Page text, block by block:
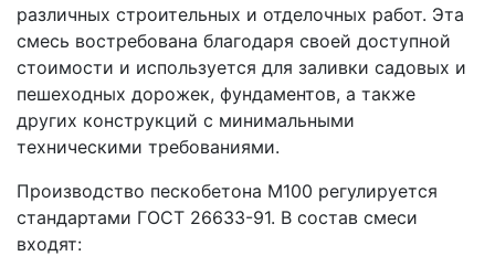
различных строительных и отделочных работ. Эта
смесь востребована благодаря своей доступной
стоимости и используется для заливки садовых и
пешеходных дорожек, фундаментов, а также
других конструкций с минимальными
техническими требованиями.
Производство пескобетона М100 регулируется
стандартами ГОСТ 26633-91. В состав смеси
входят: